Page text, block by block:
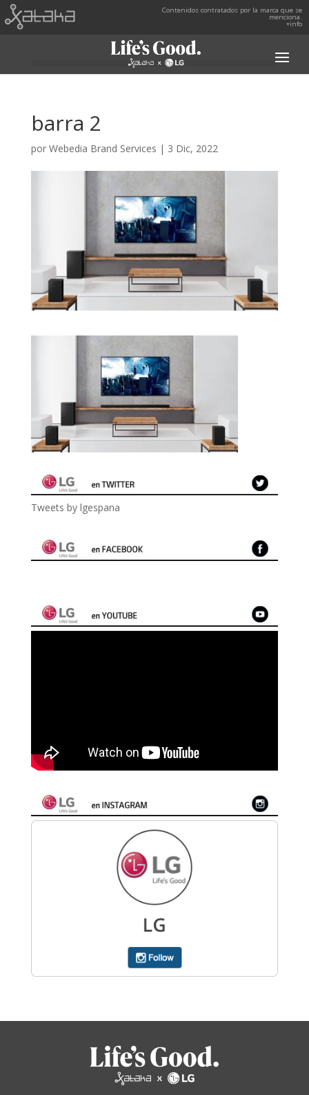
Contenidos contratados por la marca que se
menciona.
+info
barra 2
por Webedia Brand Services | 3 Dic, 2022
Tweets by lgespana